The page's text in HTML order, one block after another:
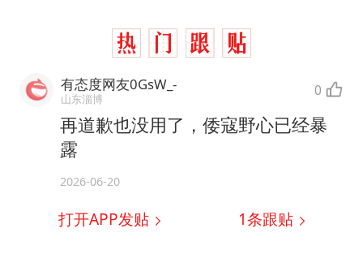
有态度网友0GsW_-
山东淄博 0
再道歉也没用了，倭寇野心已经暴
露
2026-06-20
打开APP发贴 1条跟贴